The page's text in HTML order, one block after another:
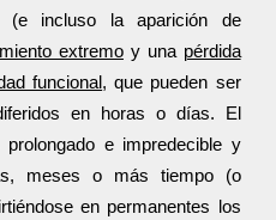
(e incluso la aparición de
extremoy una pérdida
funcional , que pueden ser
en horas o días. El
e impredecible y
meses o más tiempo (o
en permanentes los